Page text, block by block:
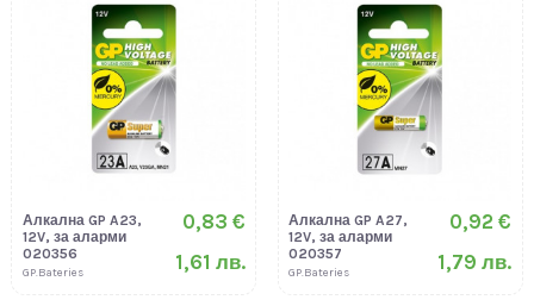
Алкална GP A23,
12V, за аларми
020356
GP.Bateries
0,83 €
1,61 лв.
Алкална GP A27,
12V, за аларми
020357
GP.Bateries
0,92 €
1,79 лв.